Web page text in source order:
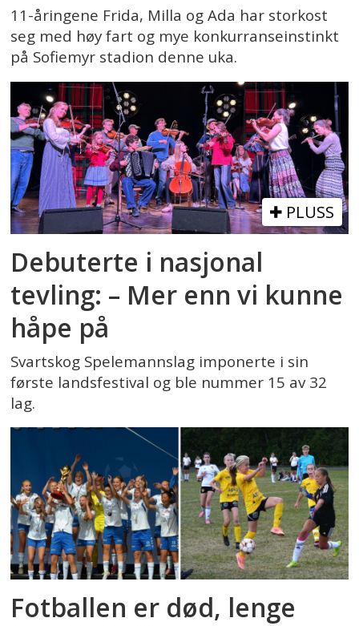
11-åringene Frida, Milla og Ada har storkost
seg med høy fart og mye konkurranseinstinkt
på Sofiemyr stadion denne uka.
PLUSS
Debuterte i nasjonal
tevling: – Mer enn vi kunne
håpe på
Svartskog Spelemannslag imponerte i sin
første landsfestival og ble nummer 15 av 32
lag.
Fotballen er død, lenge